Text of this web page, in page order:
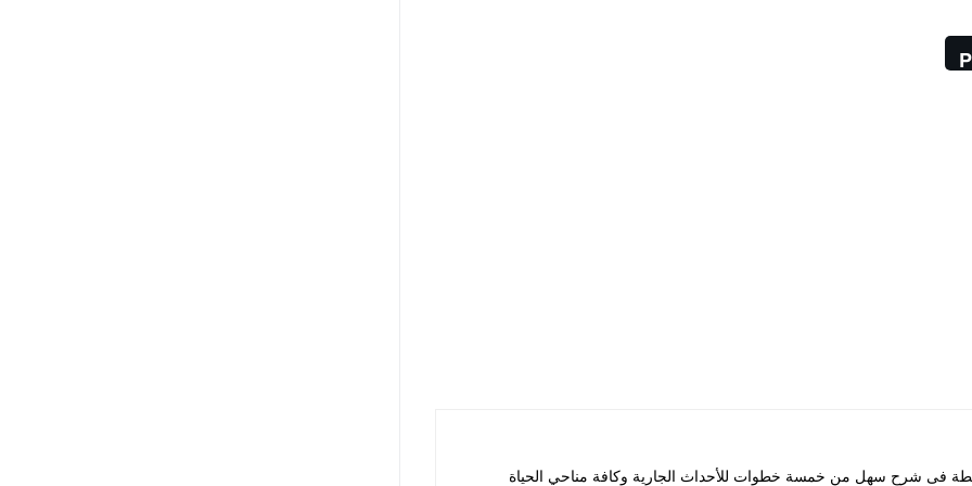
فى شرح سهل من خمسة خطوات للأحداث الجارية وكافة مناحي الحياة